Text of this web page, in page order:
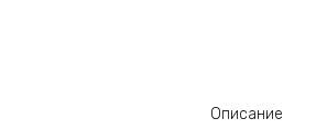
Описание